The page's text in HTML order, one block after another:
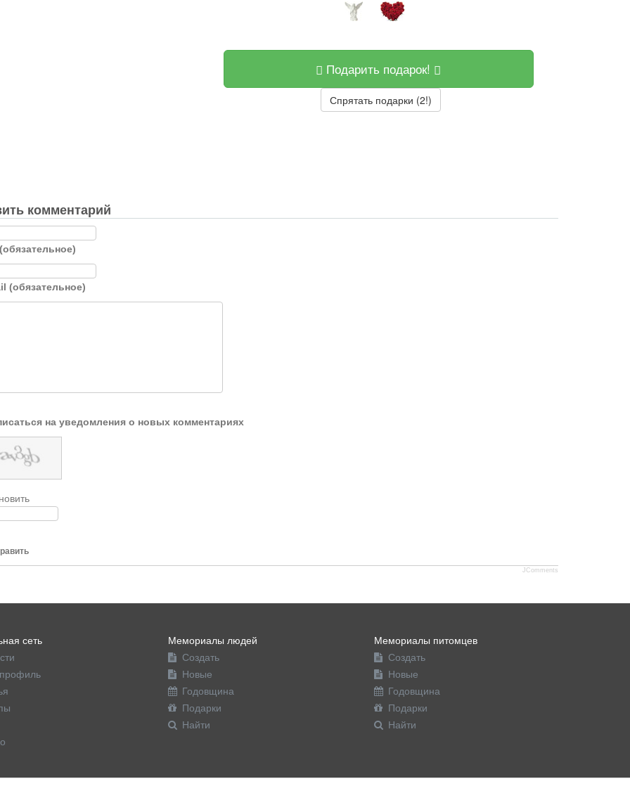
Подарить подарок!
Спрятать подарки (2!)
комментарий
(обязательное)
на уведомления о новых комментариях
JComments
сеть
Мемориалы людей
Создать
Новые
Годовщина
Подарки
Найти
Мемориалы питомцев
Создать
Новые
Годовщина
Подарки
Найти